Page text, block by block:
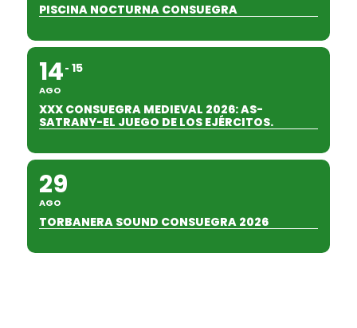
PISCINA NOCTURNA CONSUEGRA
14
AGO
15
XXX CONSUEGRA MEDIEVAL 2026: AS-
SATRANY-EL JUEGO DE LOS EJÉRCITOS.
29
AGO
TORBANERA SOUND CONSUEGRA 2026